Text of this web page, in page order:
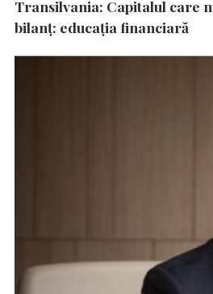
Transilvania: Capitalul care
bilanț: educația financiară